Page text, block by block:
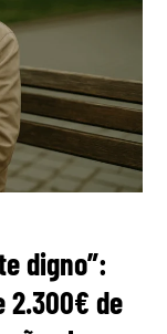
digno”:
2.300€ de